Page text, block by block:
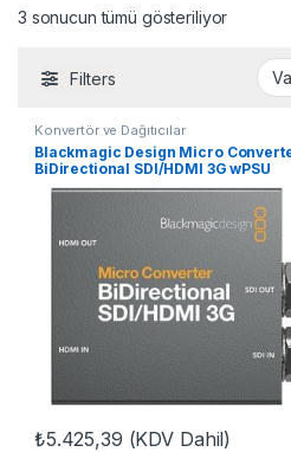
3 sonucun tümü gösteriliyor
Filters
Konvertör ve Dağıtıcılar
Blackmagic Design Micro
BiDirectional SDI/HDMI 3G wPSU
₺5.425,39 (KDV Dahil)